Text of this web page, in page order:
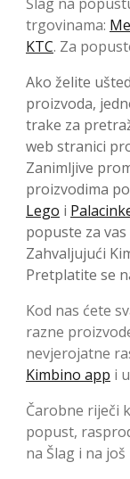
trgovinama:
KTC. Za
Ako želite
proizvoda,
trake za
web stranici
Zanimljive
proizvodima
Lego i
popuste za
Zahvaljujući
Pretplatite se
Kod nas ćete
razne
nevjerojatne
Kimbino app i
Čarobne riječi
popust,
na Šlag i na